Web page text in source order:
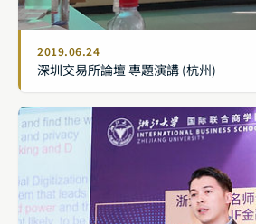
2019.06.24
深圳交易所論壇 專題演講 (杭州)